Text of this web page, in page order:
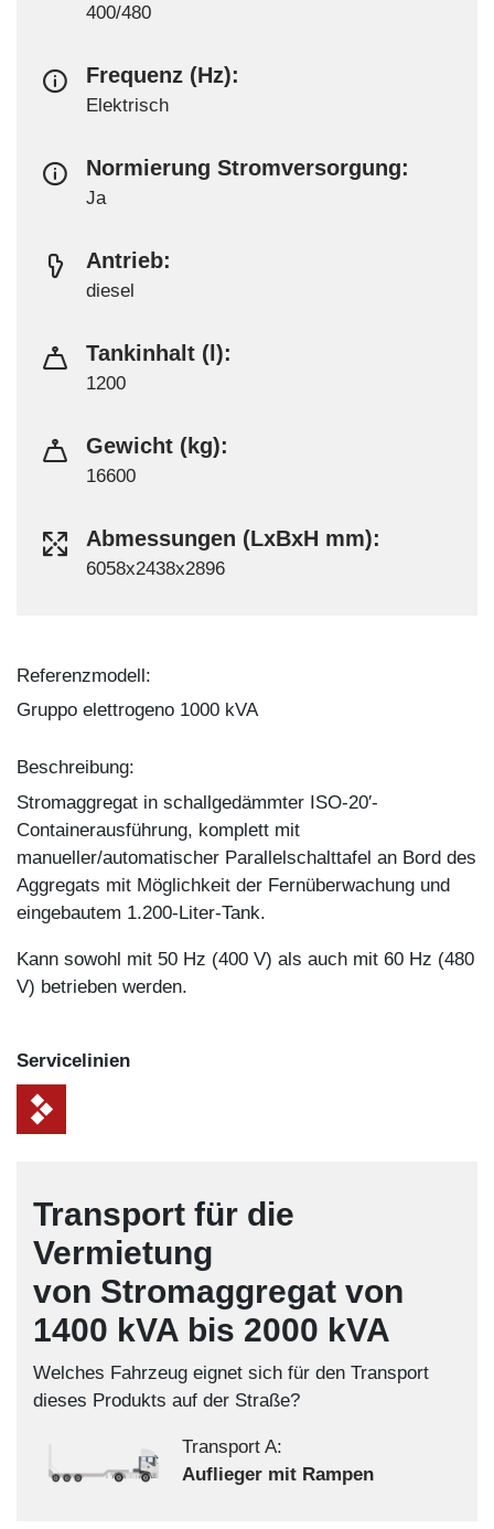
400/480
Frequenz (Hz):
Elektrisch
Normierung Stromversorgung:
Ja
Antrieb:
diesel
Tankinhalt (l):
1200
Gewicht (kg):
16600
Abmessungen (LxBxH mm):
6058x2438x2896
Referenzmodell:
Gruppo elettrogeno 1000 kVA
Beschreibung:
Stromaggregat in schallgedämmter ISO-20′-
Containerausführung, komplett mit
manueller/automatischer Parallelschalttafel an Bord des
Aggregats mit Möglichkeit der Fernüberwachung und
eingebautem 1.200-Liter-Tank.
Kann sowohl mit 50 Hz (400 V) als auch mit 60 Hz (480
V) betrieben werden.
Service­linien
Transport für die
Vermietung
von Stromaggregat von
1400 kVA bis 2000 kVA
Welches Fahrzeug eignet sich für den Transport
dieses Produkts auf der Straße?
Transport A:
Auflieger mit Rampen